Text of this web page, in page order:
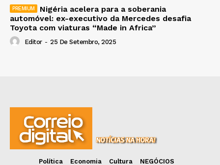
Nigéria acelera para a soberania
automóvel: ex-executivo da Mercedes desafia
Toyota com viaturas “Made in Africa”
Editor - 25 De Setembro, 2025
Política Economia Cultura
NEGÓCIOS